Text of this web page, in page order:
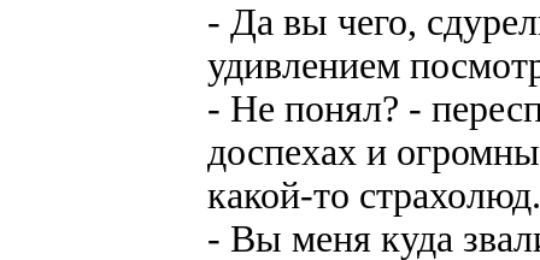
- Да вы чего,
удивлением
- Не понял? -
доспехах и
какой-то страхолюд.
- Вы меня куда